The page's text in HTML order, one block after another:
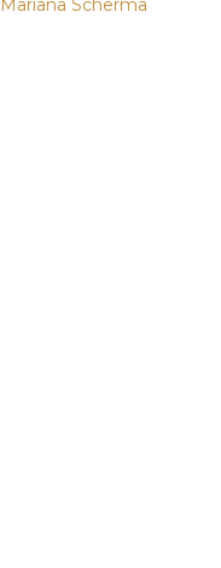
Mariana Scherma